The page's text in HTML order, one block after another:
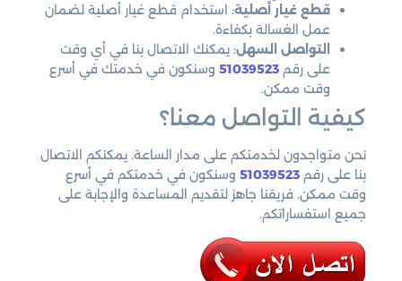
قطع غيار أصلية: استخدام قطع غيار أصلية لضمان
عمل الغسالة بكفاءة.
التواصل السهل: يمكنك الاتصال بنا في أي وقت
على رقم 51039523 وسنكون في خدمتك في أسرع
وقت ممكن.
كيفية التواصل معنا؟
نحن متواجدون لخدمتكم على مدار الساعة. يمكنكم الاتصال
بنا على رقم 51039523 وسنكون في خدمتكم في أسرع
وقت ممكن. فريقنا جاهز لتقديم المساعدة والإجابة على
جميع استفساراتكم.